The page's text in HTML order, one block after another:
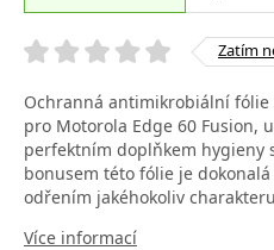
Zatím
Ochranná antimikrobiální fólie
pro Motorola Edge 60 Fusion,
perfektním doplňkem hygieny
bonusem této fólie je
odřením jakéhokoliv
Více informací